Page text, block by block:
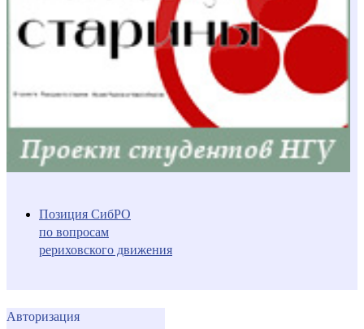
Позиция СибРО
по вопросам
рериховского движения
Авторизация